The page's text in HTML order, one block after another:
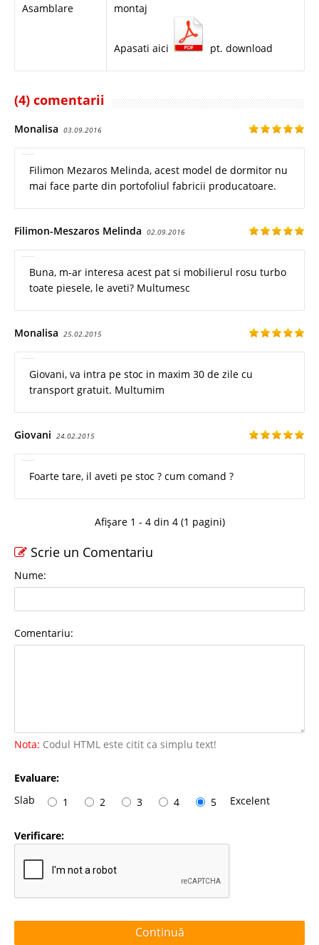
Asamblare
montaj
Apasati aici pt. download
(4) comentarii
Monalisa 03.09.2016
Filimon Mezaros Melinda, acest model de dormitor nu
mai face parte din portofoliul fabricii producatoare.
Filimon-Meszaros Melinda 02.09.2016
Buna, m-ar interesa acest pat si mobilierul rosu turbo
toate piesele, le aveti? Multumesc
Monalisa 25.02.2015
Giovani, va intra pe stoc in maxim 30 de zile cu
transport gratuit. Multumim
Giovani 24.02.2015
Foarte tare, il aveti pe stoc ? cum comand ?
Afișare 1 - 4 din 4 (1 pagini)
Scrie un Comentariu
Nume:
Comentariu:
Nota: Codul HTML este citit ca simplu text!
Evaluare:
Slab
1 2 3 4 5 Excelent
Verificare:
Continuă